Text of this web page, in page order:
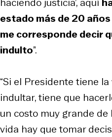
estado más de 20
me corresponde decir
indulto”.
“Si el Presidente tiene
indultar, tiene que
un costo muy grande
vida hay que tomar